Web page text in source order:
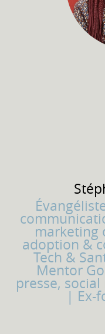
marketing
adoption &
Tech &
Mentor
presse,
| Ex-